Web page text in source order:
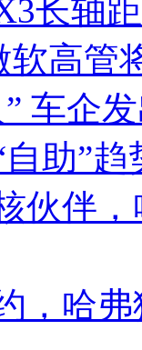
长轴
软高管
车企
助”趋
伙伴
，哈